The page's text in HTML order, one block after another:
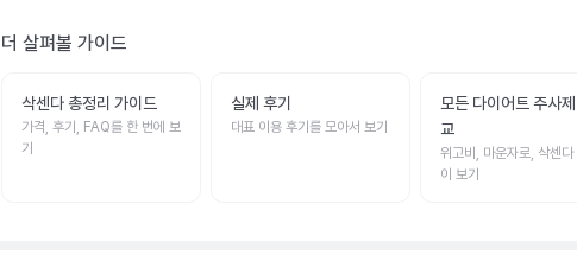
더 살펴볼 가이드
삭센다 총정리 가이드
가격, 후기, FAQ를 한 번에 보
기
실제 후기
대표 이용 후기를 모아서 보기
모든 다이어트 주사제
교
위고비, 마운자로, 삭센다
이 보기